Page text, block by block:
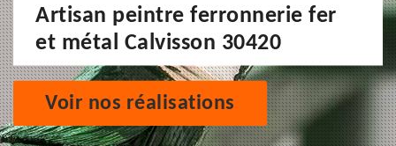
Artisan peintre ferronnerie fer
et métal Calvisson 30420
Voir nos réalisations